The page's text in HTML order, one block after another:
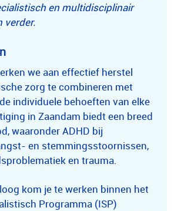
en multidisciplinair
verder.
we aan effectief herstel
zorg te combineren met
individuele behoeften van elke
in Zaandam biedt een breed
waaronder ADHD bij
en stemmingsstoornissen,
en trauma.
kom je te werken binnen het
Programma (ISP)